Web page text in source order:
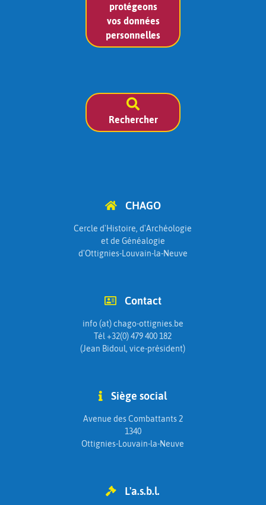
protégeons
vos données
personnelles
Rechercher
CHAGO
Cercle d'Histoire, d'Archéologie
et de Généalogie
d'Ottignies-Louvain-la-Neuve
Contact
info (at) chago-ottignies.be
Tél +32(0) 479 400 182
(Jean Bidoul, vice-président)
Siège social
Avenue des Combattants 2
1340
Ottignies-Louvain-la-Neuve
L'a.s.b.l.